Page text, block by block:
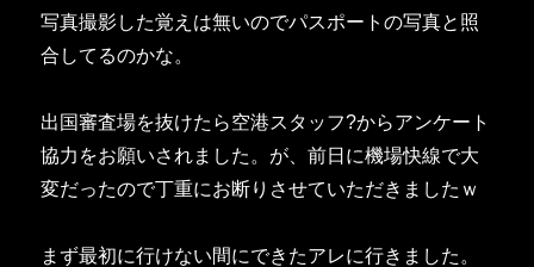
写真撮影した覚えは無いのでパスポートの写真と照
合してるのかな。
出国審査場を抜けたら空港スタッフ?からアンケート
協力をお願いされました。が、前日に機場快線で大
変だったので丁重にお断りさせていただきましたｗ
まず最初に行けない間にできたアレに行きました。